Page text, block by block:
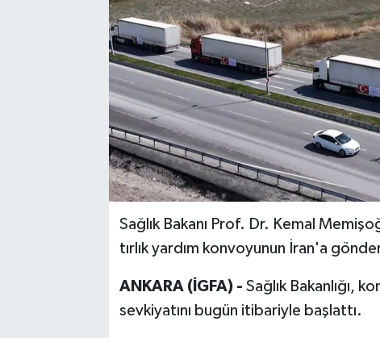
Sağlık Bakanı Prof. Dr. Kemal
tırlık yardım konvoyunun İran'a
ANKARA (İGFA) - Sağlık Bakanlığı,
sevkiyatını bugün itibariyle başlattı.